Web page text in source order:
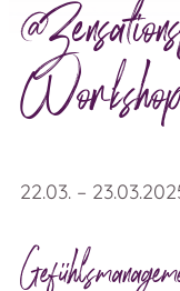
22.03. –